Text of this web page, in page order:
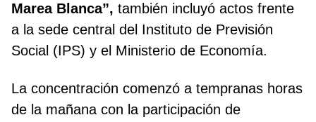
Marea Blanca”, también incluyó actos frente
a la sede central del Instituto de Previsión
Social (IPS) y el Ministerio de Economía.
La concentración comenzó a tempranas horas
de la mañana con la participación de